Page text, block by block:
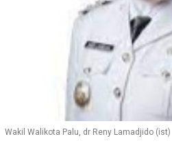
Wakil Walikota Palu, dr Reny Lamadjido (ist)